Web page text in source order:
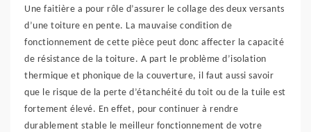
Une faitière a pour rôle d’assurer le collage des deux versants
d’une toiture en pente. La mauvaise condition de
fonctionnement de cette pièce peut donc affecter la capacité
de résistance de la toiture. A part le problème d’isolation
thermique et phonique de la couverture, il faut aussi savoir
que le risque de la perte d’étanchéité du toit ou de la tuile est
fortement élevé. En effet, pour continuer à rendre
durablement stable le meilleur fonctionnement de votre